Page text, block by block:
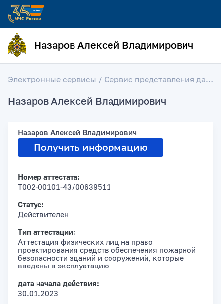
Назаров Алексей Владимирович
Электронные сервисы / Сервис представления данных об аттестации лиц на право проектирования средств обеспечения пожарной безопасности зданий и сооружений, введенных в эксплуатацию
Назаров Алексей Владимирович
Назаров Алексей Владимирович
Получить информацию
Номер аттестата:
Т002-00101-43/00639511
Статус:
Действителен
Тип аттестации:
Аттестация физических лиц на право
проектирования средств обеспечения пожарной
безопасности зданий и сооружений, которые
введены в эксплуатацию
дата начала действия:
30.01.2023